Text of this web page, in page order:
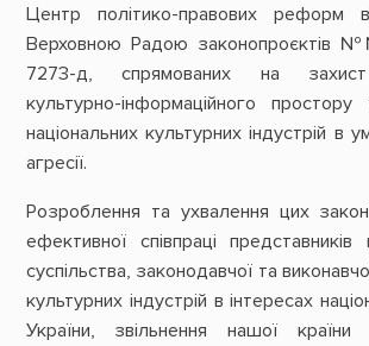
Центр політико-правових реформ
Верховною Радою законопроєктів
7273-д, спрямованих на захист
культурно-інформаційного простору
національних культурних індустрій в
агресії.
Розроблення та ухвалення цих
ефективної співпраці представників
суспільства, законодавчої та
культурних індустрій в інтересах
України, звільнення нашої країни